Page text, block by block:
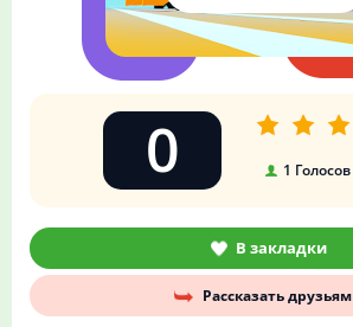
0 1 Голосов
В закладки
Рассказать друзьям